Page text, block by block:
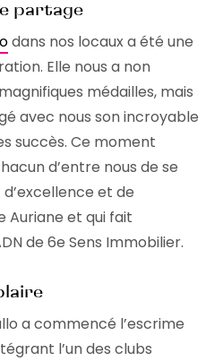
partage
dans nos locaux a été une
Elle nous a non
médailles, mais
avec nous son incroyable
succès. Ce moment
d’entre nous de se
et de
Auriane et qui fait
de 6e Sens Immobilier.
a commencé l’escrime
l’un des clubs